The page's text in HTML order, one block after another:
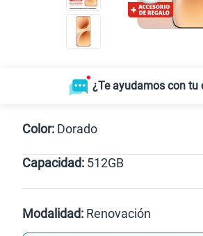
¿Te ayudamos con tu
Color: Dorado
Dorado
Capacidad: 512GB
512GB
Modalidad: Renovación